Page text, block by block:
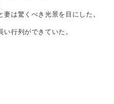
は驚くべき光景を目にした。
行列ができていた。